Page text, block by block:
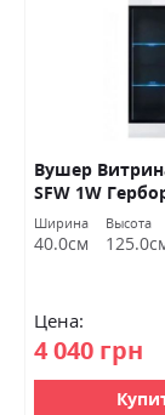
Вушер
SFW 1W
Ширина
40.0см
Высота
Цена:
4 040 грн